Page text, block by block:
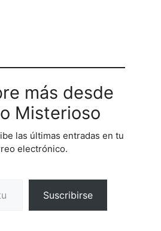
más desde
Misterioso
las últimas entradas en tu
electrónico.
Suscribirse